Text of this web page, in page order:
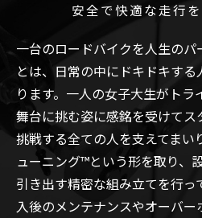
安全で快適な走行
一台のロードバイクを人生の
とは、日常の中にドキドキす
ります。一人の女子大生がト
舞台に挑む姿に感銘を受けてス
挑戦する全ての人を支えてまい
ューニング™という形を取り、
引き出す精密な組み立てを行っ
入後のメンテナンスやオーバ